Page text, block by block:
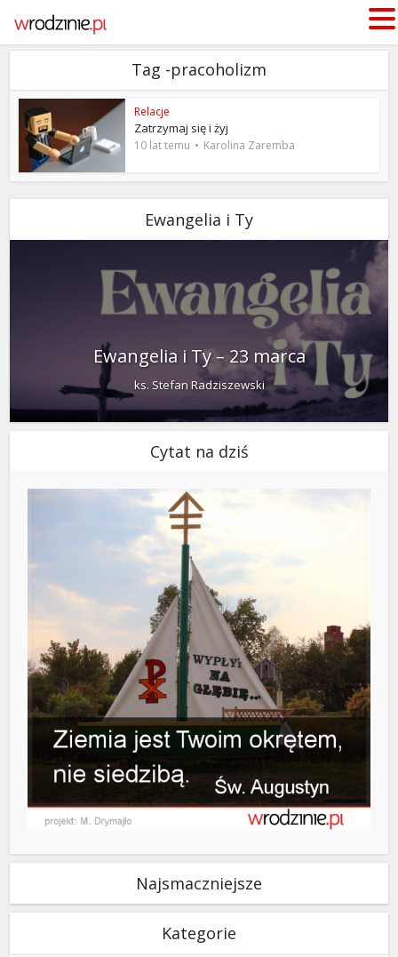
Tag -pracoholizm
Relacje
Zatrzymaj się i żyj
10 lat temu Karolina Zaremba
Ewangelia i Ty
Ewangelia i Ty – 23 marca
ks. Stefan Radziszewski
Cytat na dziś
Najsmaczniejsze
Kategorie